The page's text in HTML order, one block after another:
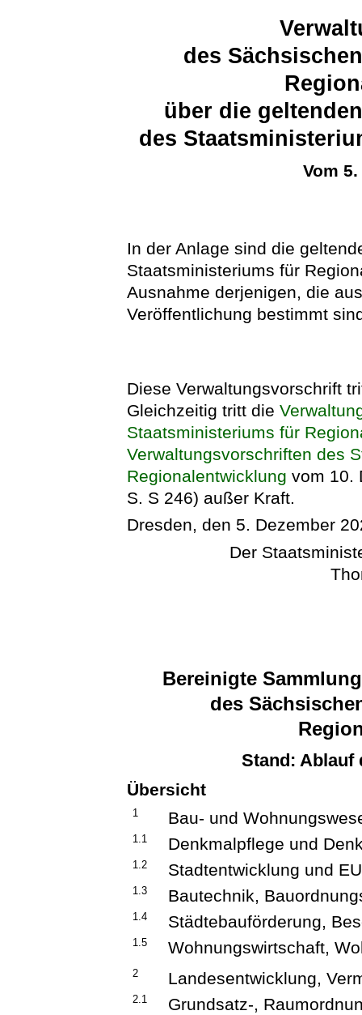
des
über die
des
Vom
In der Anlage sind die
Staatsministeriums für
Ausnahme derjenigen, die
Veröffentlichung bestimmt
Diese Verwaltungsvorschrift
Gleichzeitig tritt die
Staatsministeriums für
Verwaltungsvorschriften des
Regionalentwicklung vom 10.
S. S 246) außer Kraft.
Dresden, den 5. Dezember
Der
Bereinigte
des
Stand: Ablauf
Übersicht
1 Bau- und
1.1 Denkmalpflege und
1.2 Stadtentwicklung und
1.3 Bautechnik,
1.4 Städtebauförderung,
1.5 Wohnungswirtschaft,
2 Landesentwicklung,
2.1 Grundsatz-,